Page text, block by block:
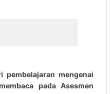
mengenai
pada Asesmen